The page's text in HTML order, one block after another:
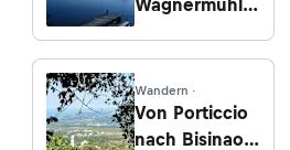
Schwarzindien
Wandern ·
Von Porticcio
nach Bisinao